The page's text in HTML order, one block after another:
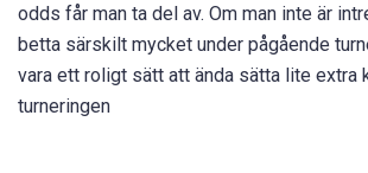
odds får man ta del av. Om man inte är
betta särskilt mycket under pågående
vara ett roligt sätt att ända sätta lite extra
turneringen